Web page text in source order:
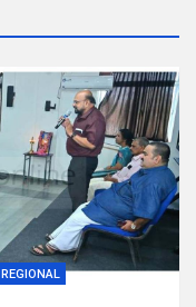
REGIONAL